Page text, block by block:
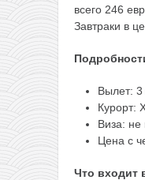
всего 246
Завтраки в
Вылет: 3
Курорт:
Виза: не
Цена с
Что входит